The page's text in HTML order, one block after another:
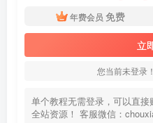
年费会员 免费
立
您当前未登录
单个教程无需登录，可以直
全站资源！ 客服微信：